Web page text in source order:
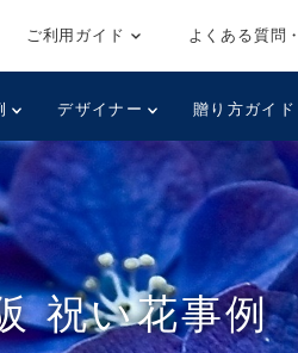
ご利用ガイド よくある質問
デザイナー 贈り方ガイ
祝い花事例